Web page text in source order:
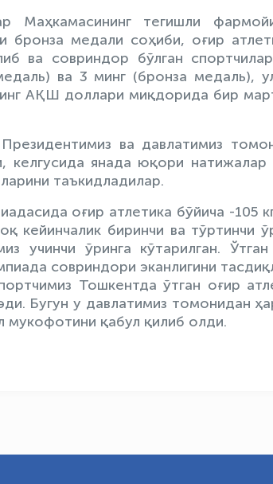
Маҳкамасининг тегишли
бронза медали соҳиби, оғир
ва совриндор бўлган
ва 3 минг (бронза медаль),
АҚШ доллари миқдорида бир
ва давлатимиз
келгусида янада юқори натижалар
таъкидладилар.
оғир атлетика бўйича -105
кейинчалик биринчи ва тўртинчи
учинчи ўринга кўтарилган.
совриндори эканлигини
Тошкентда ўтган оғир
Бугун у давлатимиз томонидан
мукофотини қабул қилиб олди.